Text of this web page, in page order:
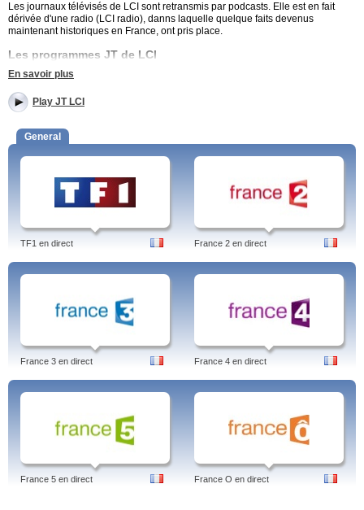
Les journaux télévisés de LCI sont retransmis par podcasts. Elle est en fait
dérivée d'une radio (LCI radio), danns laquelle quelque faits devenus
maintenant historiques en France, ont pris place.
Les programmes JT de LCI
JLCI Matin - Morning news.
Politiquement Show, sur la politique en France.
L'invité de l'économie.
Le journal du monde.
et qui était à ses débuts une émission de radio seulement.
Toute la journée des informations en continue, en ligne et en direct (ou en
différé), sous forme de journaux à chaque heure de la journée, pour être sûr de
ne rien manquer !
Regardez les dernières émissions d'actualités sur JT LCI. Le Journal. LCI -
TF1. Info et Actualité en direct - Toutes les actualités et infos.
Tags: jt lci, replay, direct, 20h, live, 13h, 18h, lci jt tf1, jeunes, petit jt lci, jt de lci
Plus d'articles sur la TV en ligne de Jens :
TF1 live online
France 2 en ligne
France 3 streaming
France 5 live
En savoir plus
Play JT LCI
General
TF1 en direct France 2 en direct
France 3 en direct France 4 en direct
France 5 en direct France O en direct